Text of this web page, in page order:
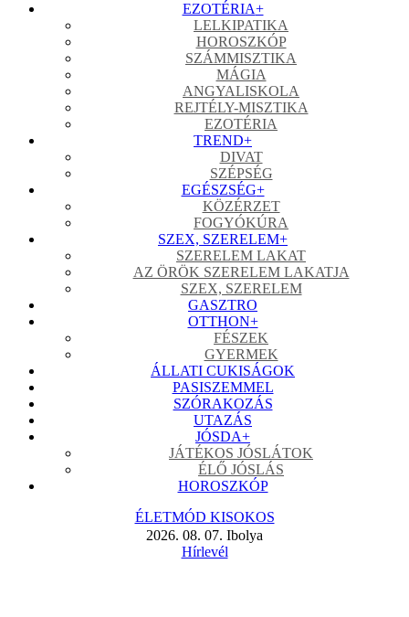
EZOTÉRIA+
LELKIPATIKA
HOROSZKÓP
SZÁMMISZTIKA
MÁGIA
ANGYALISKOLA
REJTÉLY-MISZTIKA
EZOTÉRIA
TREND+
DIVAT
SZÉPSÉG
EGÉSZSÉG+
KÖZÉRZET
FOGYÓKÚRA
SZEX, SZERELEM+
SZERELEM LAKAT
AZ ÖRÖK SZERELEM LAKATJA
SZEX, SZERELEM
GASZTRO
OTTHON+
FÉSZEK
GYERMEK
ÁLLATI CUKISÁGOK
PASISZEMMEL
SZÓRAKOZÁS
UTAZÁS
JÓSDA+
JÁTÉKOS JÓSLÁTOK
ÉLŐ JÓSLÁS
HOROSZKÓP
ÉLETMÓD KISOKOS
2026. 08. 07. Ibolya
Hírlevél